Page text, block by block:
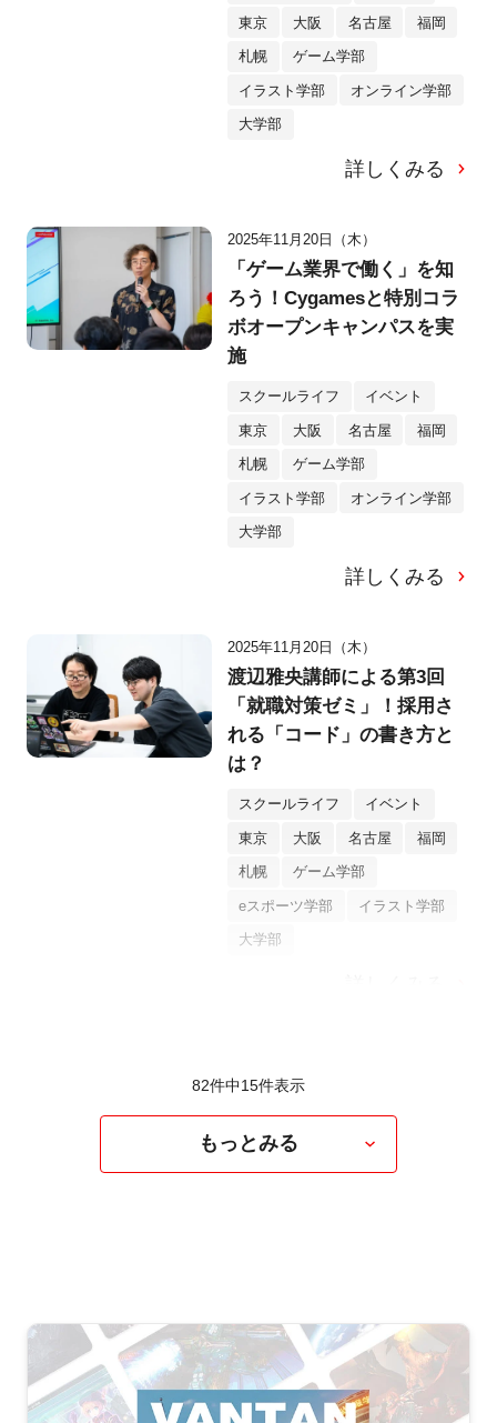
東京 大阪 名古屋 福岡
札幌 ゲーム学部
イラスト学部 オンライン学部
大学部
詳しくみる
2025年11月20日（木）
「ゲーム業界で働く」を知
ろう！Cygamesと特別コラ
ボオープンキャンパスを実
施
スクールライフ イベント
東京 大阪 名古屋 福岡
札幌 ゲーム学部
イラスト学部 オンライン学部
大学部
詳しくみる
2025年11月20日（木）
渡辺雅央講師による第3回
「就職対策ゼミ」！採用さ
れる「コード」の書き方と
は？
スクールライフ イベント
東京 大阪 名古屋 福岡
札幌 ゲーム学部
eスポーツ学部 イラスト学部
大学部
82件中15件表示
もっとみる